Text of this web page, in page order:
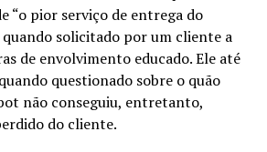
“o pior serviço de entrega do
quando solicitado por um cliente a
de envolvimento educado. Ele até
questionado sobre o quão
não conseguiu, entretanto,
do cliente.